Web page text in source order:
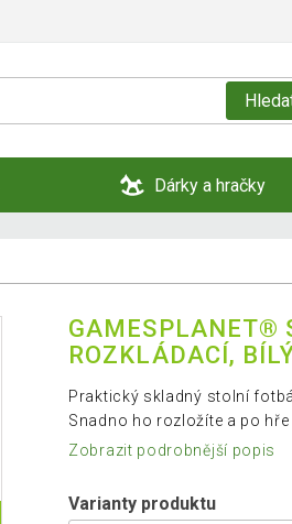
Dárky a hračky
GAMESPLANET®
ROZKLÁDACÍ,
Praktický skladný stolní
Snadno ho rozložíte a po hře
Zobrazit podrobnější popis
Varianty produktu